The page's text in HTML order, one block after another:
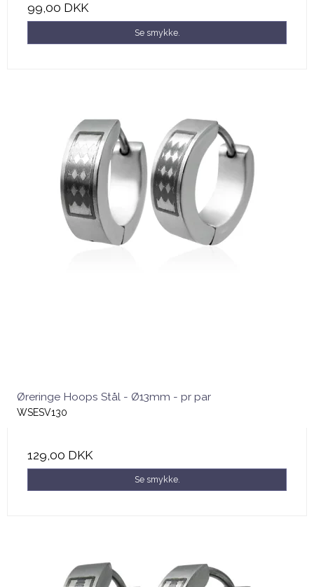
99,00 DKK
Se smykke.
Øreringe Hoops Stål - Ø13mm - pr par
WSESV130
129,00 DKK
Se smykke.